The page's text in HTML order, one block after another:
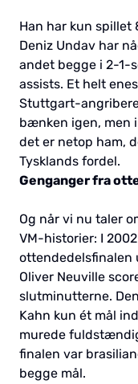
Han har kun
Deniz Undav har
andet begge i 2-1-
assists. Et helt
Stuttgart-
bænken igen, men
det er netop ham,
Tysklands fordel.
Genganger fra
Og når vi nu taler
VM-historier: I
ottendedelsfinalen
Oliver Neuville
slutminutterne.
Kahn kun ét mål
murede
finalen var
begge mål.